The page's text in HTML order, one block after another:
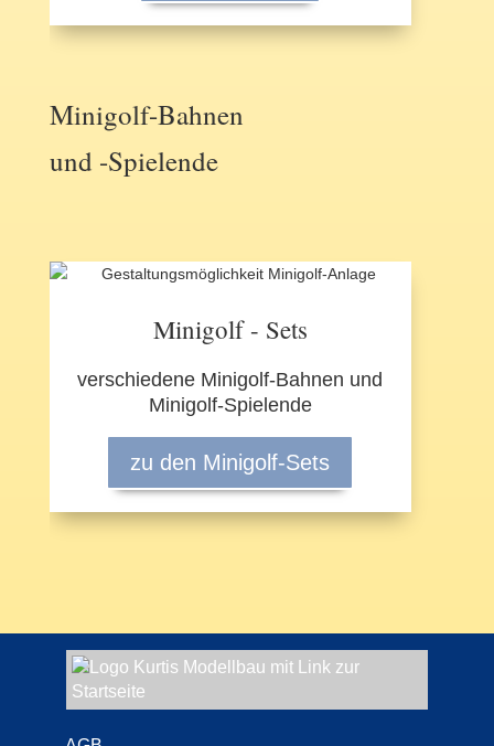
Minigolf-Bahnen
und -Spielende
Minigolf - Sets
verschiedene Minigolf-Bahnen und
Minigolf-Spielende
zu den Minigolf-Sets